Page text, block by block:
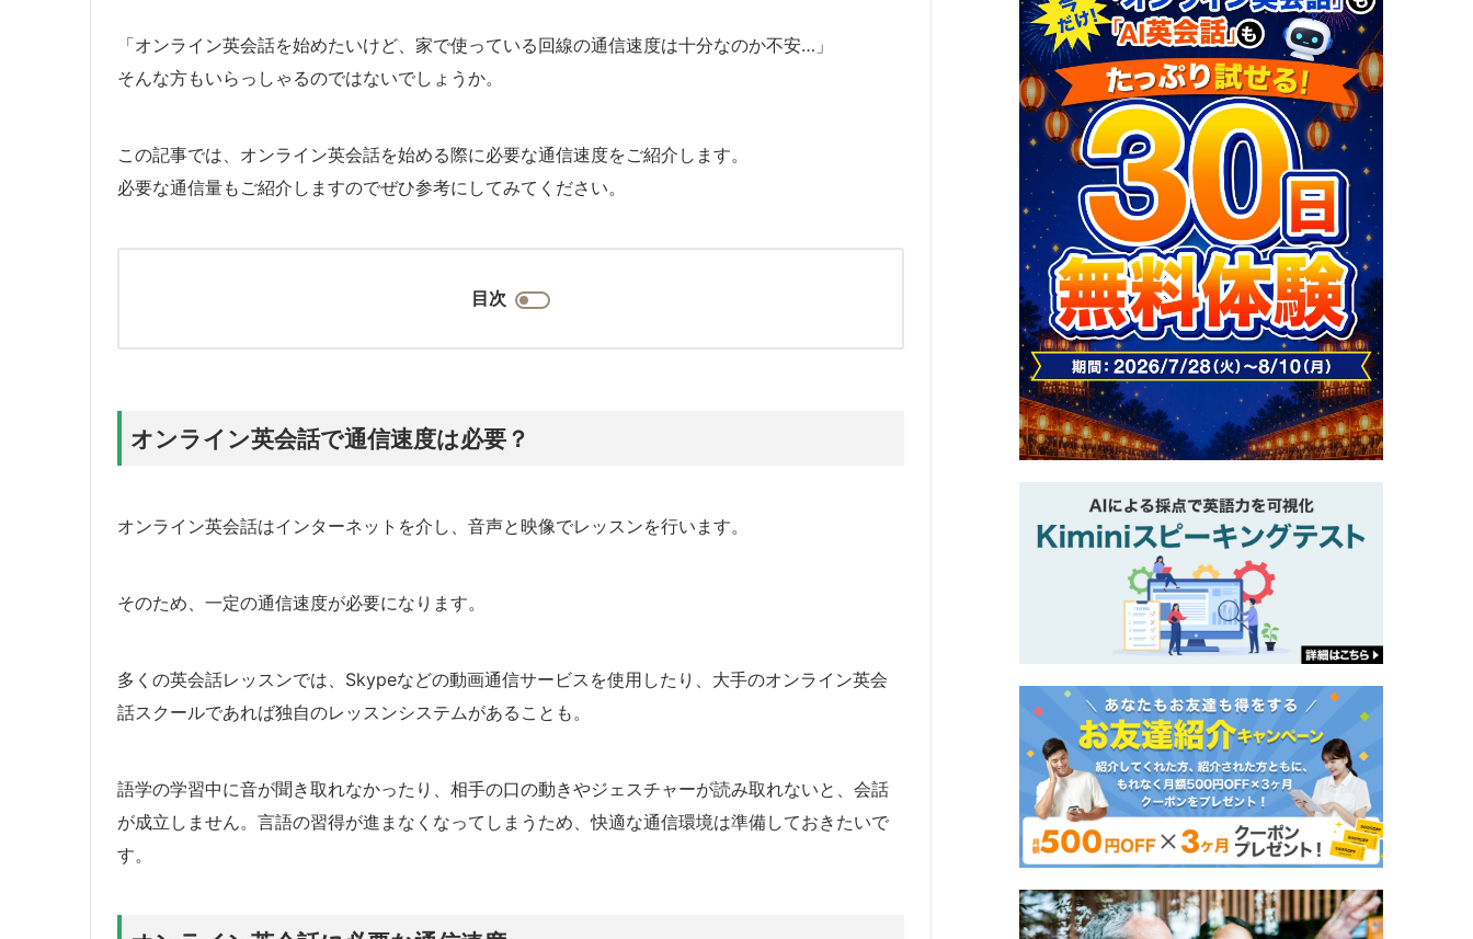
「オンライン英会話を始めたいけど、家で使っている回線の通信速度は十分なのか不安…」
そんな方もいらっしゃるのではないでしょうか。
この記事では、オンライン英会話を始める際に必要な通信速度をご紹介します。
必要な通信量もご紹介しますのでぜひ参考にしてみてください。
目次
オンライン英会話で通信速度は必要？
オンライン英会話はインターネットを介し、音声と映像でレッスンを行います。
そのため、一定の通信速度が必要になります。
多くの英会話レッスンでは、Skypeなどの動画通信サービスを使用したり、大手のオンライン英会
話スクールであれば独自のレッスンシステムがあることも。
語学の学習中に音が聞き取れなかったり、相手の口の動きやジェスチャーが読み取れないと、会話
が成立しません。言語の習得が進まなくなってしまうため、快適な通信環境は準備しておきたいで
す。